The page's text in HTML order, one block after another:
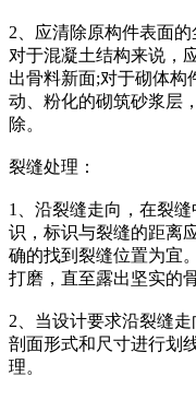
2、应清除原构件表面
对于混凝土结构来说，
出骨料新面;对于砌体构
动、粉化的砌筑砂浆层
除。
裂缝处理：
1、沿裂缝走向，在裂
识，标识与裂缝的距离
确的找到裂缝位置为宜
打磨，直至露出坚实的
2、当设计要求沿裂缝
剖面形式和尺寸进行划
理。